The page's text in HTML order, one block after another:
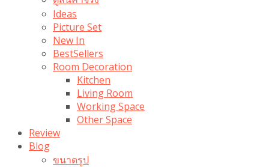
Ideas
Picture Set
New In
BestSellers
Room Decoration
Kitchen
Living Room
Working Space
Other Space
Review
Blog
ขนาดรูป